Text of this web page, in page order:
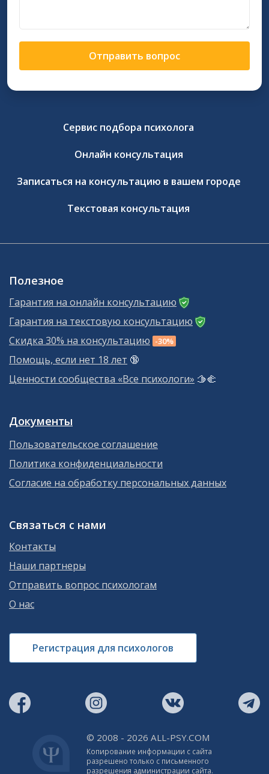
Отправить вопрос
Сервис подбора психолога
Онлайн консультация
Записаться на консультацию в вашем городе
Текстовая консультация
Полезное
Гарантия на онлайн консультацию
Гарантия на текстовую консультацию
Скидка 30% на консультацию -30%
Помощь, если нет 18 лет 🔞
Ценности сообщества «Все психологи» 🫱‍🫲
Документы
Пользовательское соглашение
Политика конфиденциальности
Согласие на обработку персональных данных
Связаться с нами
Контакты
Наши партнеры
Отправить вопрос психологам
О нас
Регистрация для психологов
© 2008 - 2026 ALL-PSY.COM
Копирование информации с сайта
разрешено только с письменного
разрешения администрации сайта.